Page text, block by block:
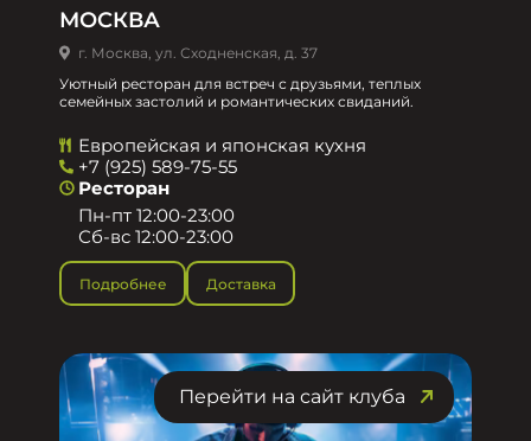
МОСКВА
г. Москва, ул. Сходненская, д. 37
Уютный ресторан для встреч с друзьями, теплых
семейных застолий и романтических свиданий.
Европейская и японская кухня
+7 (925) 589-75-55
Ресторан
Пн-пт 12:00-23:00
Сб-вс 12:00-23:00
Подробнее Доставка
Перейти на сайт клуба